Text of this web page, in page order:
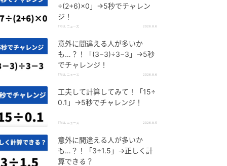
÷(2+6)×0」→5秒でチャレン
ジ！
TRILL ニュース 2026.8.6
意外に間違える人が多いか
も…？！「(3−3)÷3−3」→5秒
でチャレンジ！
TRILL ニュース 2026.8.6
工夫して計算してみて！「15÷
0.1」→5秒でチャレンジ！
TRILL ニュース 2026.8.5
意外に間違える人が多いか
も…？！「3÷1.5」→正しく計
算できる？